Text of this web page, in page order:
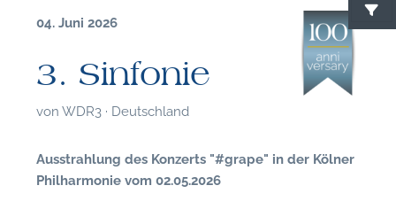
04. Juni 2026
3. Sinfonie
vonWDR3 · Deutschland
Ausstrahlung des Konzerts "#grape" in der Kölner
Philharmonie vom 02.05.2026